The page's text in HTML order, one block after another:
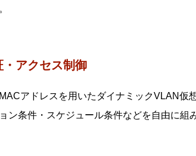
・アクセス制御
アドレスを用いたダイナミックVLAN仮
ン条件・スケジュール条件などを自由に